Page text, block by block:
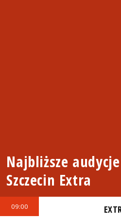
Najbliższe
Szczecin Extra
09:00